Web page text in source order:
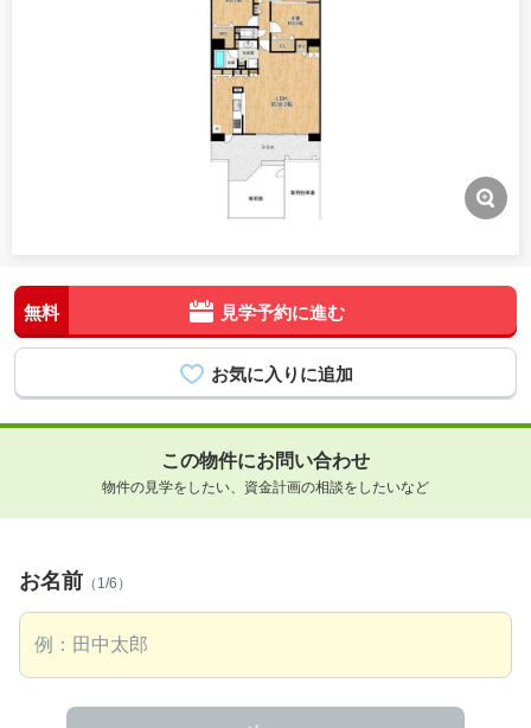
無料 見学予約に進む
この物件にお問い合わせ
物件の見学をしたい、資金計画の相談をしたいなど
お名前 （1/6）